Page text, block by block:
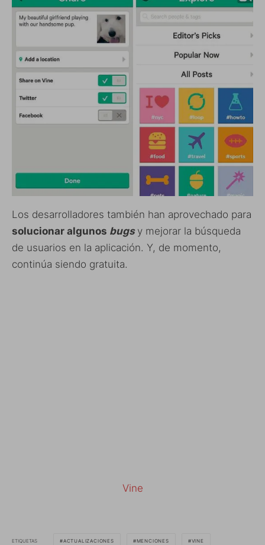
Los desarrolladores también han aprovechado para
solucionar algunos bugs y mejorar la búsqueda
de usuarios en la aplicación. Y, de momento,
continúa siendo gratuita.
Vine
ETIQUETAS ACTUALIZACIONES MENCIONES VINE